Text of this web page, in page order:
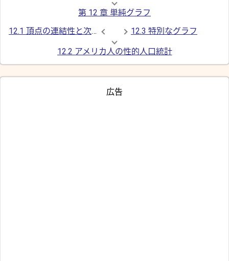
第 12 章 単純グラフ
12.1 頂点の連結性と次数
12.3 特別なグラフ
12.2 アメリカ人の性的人口統計
広告